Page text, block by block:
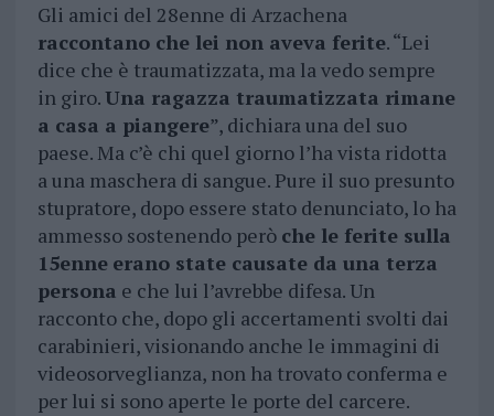
Gli amici del 28enne di Arzachena
raccontano che lei non aveva ferite. “Lei
dice che è traumatizzata, ma la vedo sempre
in giro.Una ragazza traumatizzata rimane
a casa a piangere”, dichiara una del suo
paese. Ma c’è chi quel giorno l’ha vista ridotta
a una maschera di sangue. Pure il suo presunto
stupratore, dopo essere stato denunciato, lo ha
ammesso sostenendo però che le ferite sulla
15enne erano state causate da una terza
persona e che lui l’avrebbe difesa. Un
racconto che, dopo gli accertamenti svolti dai
carabinieri, visionando anche le immagini di
videosorveglianza, non ha trovato conferma e
per lui si sono aperte le porte del carcere.